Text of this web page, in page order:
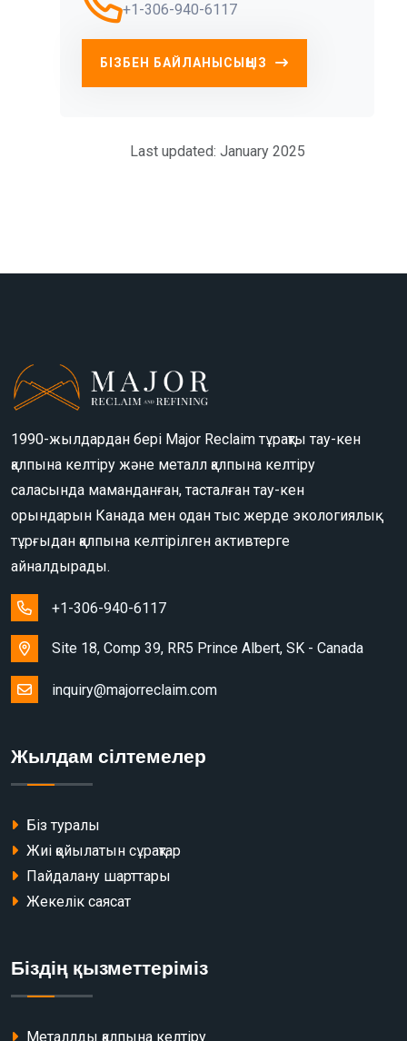
+1-306-940-6117
БІЗБЕН БАЙЛАНЫСЫҢЫЗ
Last updated: January 2025
1990-жылдардан бері Major Reclaim тұрақты тау-кен
қалпына келтіру және металл қалпына келтіру
саласында маманданған, тасталған тау-кен
орындарын Канада мен одан тыс жерде экологиялық
тұрғыдан қалпына келтірілген активтерге
айналдырады.
+1-306-940-6117
Site 18, Comp 39, RR5 Prince Albert, SK - Canada
inquiry@majorreclaim.com
Жылдам сілтемелер
Біз туралы
Жиі қойылатын сұрақтар
Пайдалану шарттары
Жекелік саясат
Біздің қызметтеріміз
Металлды қалпына келтіру